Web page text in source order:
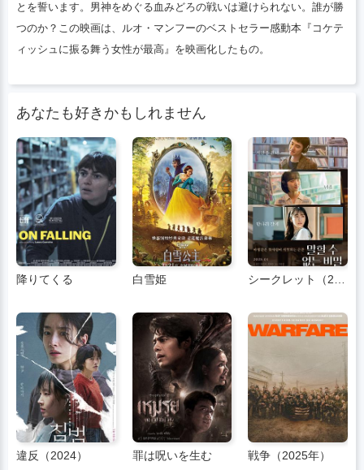
画は、ルオ・マンフーのベストセラー感動
本『コケティッシュに振る舞う女性が最
高』を映画化したもの。
とを誓います。男神をめぐる血みどろの戦いは避けられない。誰が勝
つのか？この映画は、ルオ・マンフーのベストセラー感動本『コケテ
ィッシュに振る舞う女性が最高』を映画化したもの。
あなたも好きかもしれません
降りてくる 白雪姫 シークレット（2025）
違反（2024） 罪は呪いを生む 戦争（2025年）